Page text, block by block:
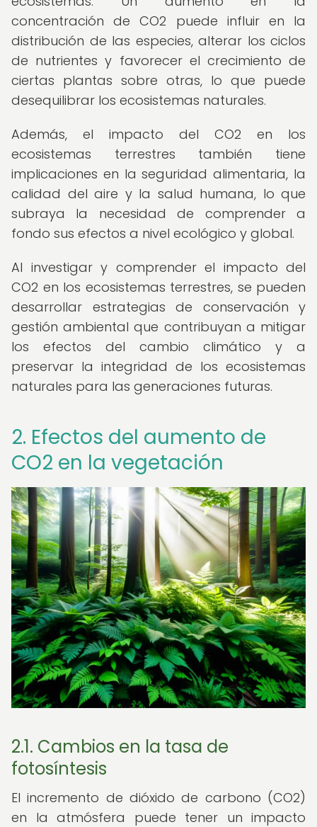
concentración de CO2 puede influir en la
distribución de las especies, alterar los ciclos
de nutrientes y favorecer el crecimiento de
ciertas plantas sobre otras, lo que puede
desequilibrar los ecosistemas naturales.
Además, el impacto del CO2 en los
ecosistemas terrestres también tiene
implicaciones en la seguridad alimentaria, la
calidad del aire y la salud humana, lo que
subraya la necesidad de comprender a
fondo sus efectos a nivel ecológico y global.
Al investigar y comprender el impacto del
CO2 en los ecosistemas terrestres, se pueden
desarrollar estrategias de conservación y
gestión ambiental que contribuyan a mitigar
los efectos del cambio climático y a
preservar la integridad de los ecosistemas
naturales para las generaciones futuras.
2. Efectos del aumento de
CO2 en la vegetación
2.1. Cambios en la tasa de
fotosíntesis
El incremento de dióxido de carbono (CO2)
en la atmósfera puede tener un impacto